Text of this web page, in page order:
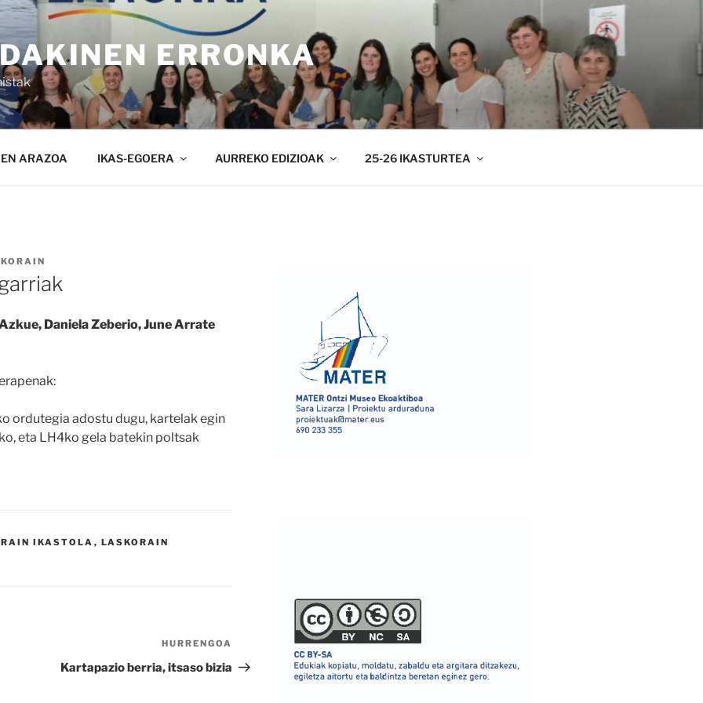
ERRONKA
ARAZOA IKAS-EGOERA AURREKO EDIZIOAK 25-26 IKASTURTEA
Daniela Zeberio, June Arrate
ordutegia adostu dugu, kartelak egin
eta LH4ko gela batekin poltsak
IKASTOLA , LASKORAIN
bidalketa
HURRENGOA
Kartapazio berria, itsaso bizia